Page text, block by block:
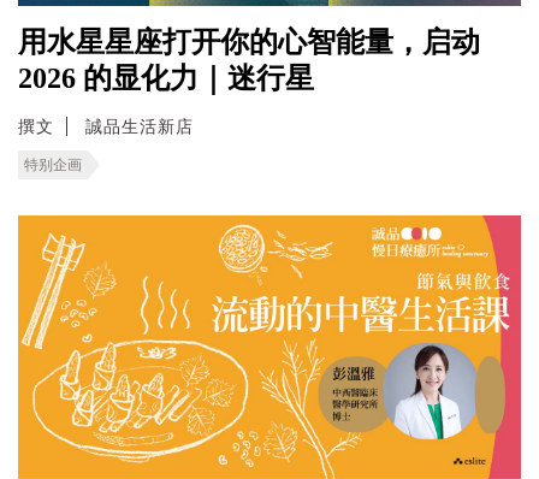
用水星星座打开你的心智能量，启动
2026 的显化力｜迷行星
撰文 誠品生活新店
特别企画